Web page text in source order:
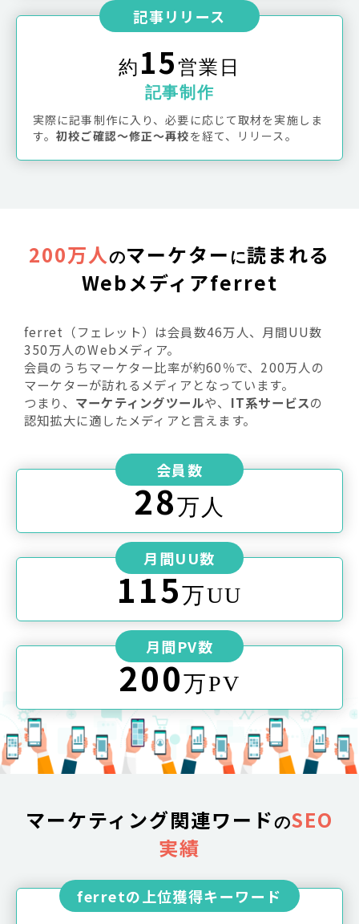
約 15営業日
記事制作
実際に記事制作に入り、必要に応じて取材を実施しま
す。初校ご確認〜修正〜再校を経て、リリース。
記事リリース
200万人のマーケター に読まれる
Webメディアferret
ferret（フェレット）は会員数46万人、月間UU数
350万人のWebメディア。
会員のうちマーケター比率が約60％で、200万人の
マーケターが訪れるメディアとなっています。
つまり、 マーケティングツールや、 IT系サービスの
認知拡大に適したメディアと言えます。
会員数
28万人
115万UU
月間UU数
200万PV
月間PV数
マーケティング関連ワードのSEO
実績
ferretの上位獲得キーワード